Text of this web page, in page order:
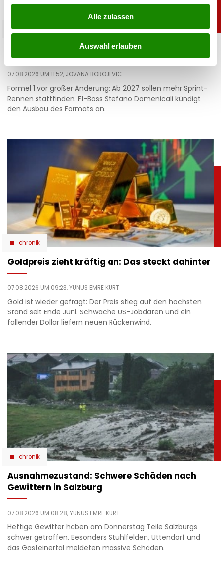
Alle zulassen
Auswahl erlauben
sport
Sensation: Große Formel-1-Änderung geplant
07.08.2026 UM 11:52, JOVANA BOROJEVIC
Formel 1 vor großer Änderung: Ab 2027 sollen mehr Sprint-
Rennen stattfinden. F1-Boss Stefano Domenicali kündigt
den Ausbau des Formats an.
chronik
Goldpreis zieht kräftig an: Das steckt dahinter
07.08.2026 UM 09:23,YUNUS EMRE KURT
Gold ist wieder gefragt: Der Preis stieg auf den höchsten
Stand seit Ende Juni. Schwache US-Jobdaten und ein
fallender Dollar liefern neuen Rückenwind.
chronik
Ausnahmezustand: Schwere Schäden nach
Gewittern in Salzburg
07.08.2026 UM 08:28,YUNUS EMRE KURT
Heftige Gewitter haben am Donnerstag Teile Salzburgs
schwer getroffen. Besonders Stuhlfelden, Uttendorf und
das Gasteinertal meldeten massive Schäden.